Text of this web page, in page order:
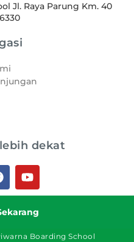
Jl. Raya Parung Km. 40
dekat
Boarding School